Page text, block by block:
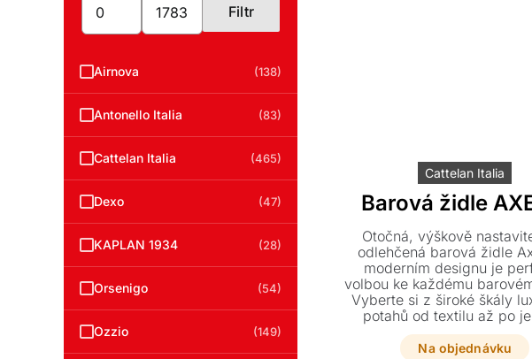
Minimální
Maximální
Filtr
Airnova (138)
Antonello Italia (83)
Cattelan Italia (465)
Dexo (47)
KAPLAN 1934 (28)
Orsenigo (54)
Ozzio (149)
Cattelan Italia
Barová židle
Otočná, výškově
odlehčená barová židle
moderním designu je
volbou ke každému
Vyberte si z široké škály
potahů od textilu až po
hovězí kůži a dopřejte
interiéru stylový prvek na
Na objednávku